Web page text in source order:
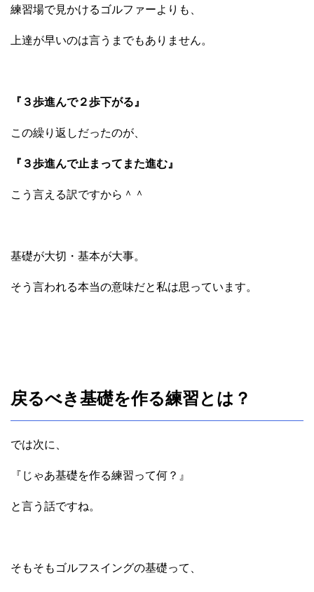
練習場で見かけるゴルファーよりも、
上達が早いのは言うまでもありません。
『３歩進んで２歩下がる』
この繰り返しだったのが、
『３歩進んで止まってまた進む』
こう言える訳ですから＾＾
基礎が大切・基本が大事。
そう言われる本当の意味だと私は思っています。
戻るべき基礎を作る練習とは？
では次に、
『じゃあ基礎を作る練習って何？』
と言う話ですね。
そもそもゴルフスイングの基礎って、